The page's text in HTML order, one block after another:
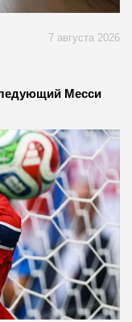
7 августа 2026
Месси